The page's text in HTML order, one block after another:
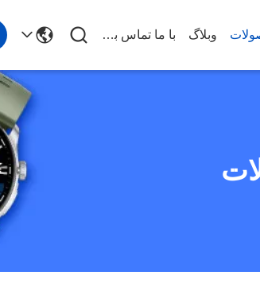
وبلاگ با ما تماس بگیرید